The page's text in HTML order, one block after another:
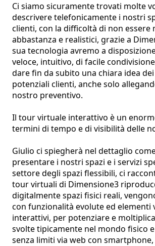
Ci siamo sicuramente trovati molte
descrivere telefonicamente i nostri
clienti, con la difficoltà di non essere
abbastanza e realistici, grazie a
sua tecnologia avremo a
veloce, intuitivo, di facile
dare fin da subito una chiara idea
potenziali clienti, anche solo
nostro preventivo.
Il tour virtuale interattivo è un
termini di tempo e di visibilità delle
Giulio ci spiegherà nel dettaglio
presentare i nostri spazi e i servizi
settore degli spazi flessibili, ci
tour virtuali di Dimensione3
digitalmente spazi fisici reali,
con funzionalità evolute ed elementi
interattivi, per potenziare e
svolte tipicamente nel mondo fisico
senza limiti via web con